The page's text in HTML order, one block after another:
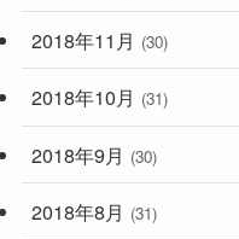
2018年11月 (30)
2018年10月 (31)
2018年9月 (30)
2018年8月 (31)